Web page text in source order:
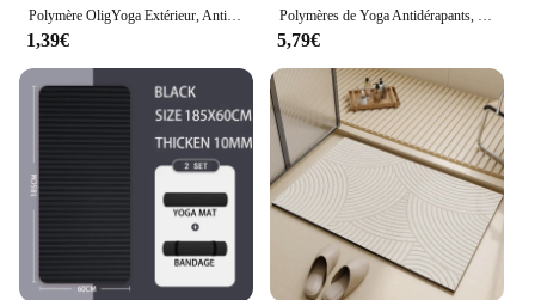
Polymère OligYoga Extérieur, Anti-ALD, dehors, Fitness, Résistant à l'Humidité, Santé, Perte de Poids, Exercice, Multifonctionnel
1,39€
Polymères de Yoga Antidérapants, OligComfort Foam, 4mm Optics, Yoga Polymers for Exercise Yoga and Pilates
5,79€